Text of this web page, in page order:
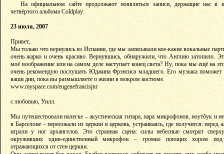
На официальном сайте продолжают появляться записи, держащие нас в
четвёртого альбома Coldplay:
23 июля, 2007
Привет,
Мы только что вернулись из Испании, где мы записывали кое-какие вокальные
очень жарко и очень красиво. Вернувшись, обнаружили, что Англию затопило.
моё воображение или на самом деле наступает конец света? Ну, пока мы ещё на
очень рекомендую послушать Юджина Фрэнсиса младшего. Его музыка поможет
ваши дни, пока вы размышляете о жизни в мокром костюме.
www.myspace.com/eugenefrancisjnr
с любовью, Уилл.
Мы путешествовали налегке – акустическая гитара, пара микрофонов, ноутбук и
в Барселоне – переезжали из церкви в церковь, устраиваясь, где получится:
играли у ног архангелов. Это странная сцена: силы небесные смотрят
окруживших один-единственный микрофон – громко поющих хором под
отражающихся от стен церкви.